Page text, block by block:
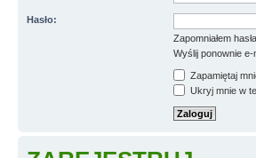
Hasło:
Zapomniałem hasła
Wyślij ponownie
Zapamiętaj
Ukryj mnie w